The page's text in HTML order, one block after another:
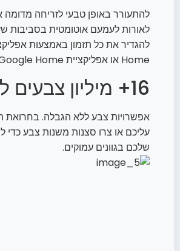
להתעורר באופן טבעי לזריחה מדומה
לאורות לעמעם אוטומטית בסביבות
Home או אפליקציית Google Home.
16+ מיליון צבעים לבחירה
אפשרויות צבע ללא הגבלה. בחרואת
עליכם או צרו סצנות משנות צבע
שלכם בגוונים עמוקים.